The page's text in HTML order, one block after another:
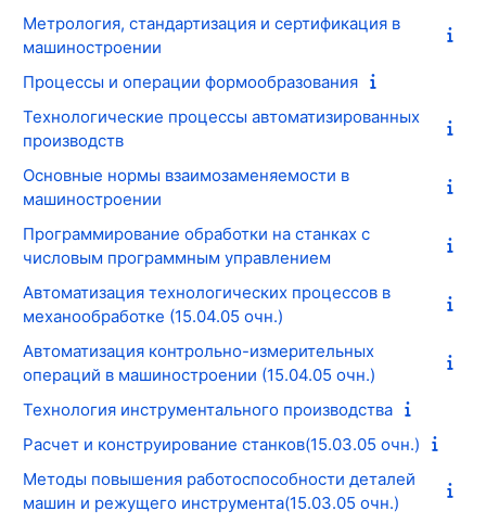
Метрология, стандартизация и сертификация в
машиностроении
Процессы и операции формообразования
Технологические процессы автоматизированных
производств
Основные нормы взаимозаменяемости в
машиностроении
Программирование обработки на станках с
числовым программным управлением
Автоматизация технологических процессов в
механообработке (15.04.05 очн.)
Автоматизация контрольно-измерительных
операций в машиностроении (15.04.05 очн.)
Технология инструментального производства
Расчет и конструирование станков(15.03.05 очн.)
Методы повышения работоспособности деталей
машин и режущего инструмента(15.03.05 очн.)